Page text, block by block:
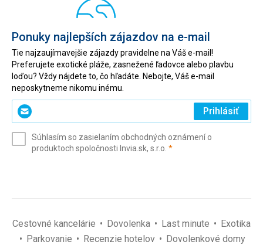
Ponuky najlepších zájazdov na e-mail
Tie najzaujímavejšie zájazdy pravidelne na Váš e-mail!
Preferujete exotické pláže, zasnežené ľadovce alebo plavbu
loďou? Vždy nájdete to, čo hľadáte. Nebojte, Váš e-mail
neposkytneme nikomu inému.
Zadajte
svoj
(povinné)
Prihlásiť
Súhlasím so zasielaním obchodných oznámení o
produktoch spoločnosti Invia.sk, s.r.o. *(povinné)
Cestovné kancelárie Dovolenka Last minute
Exotika
Parkovanie
Recenzie hotelov Dovolenkové domy